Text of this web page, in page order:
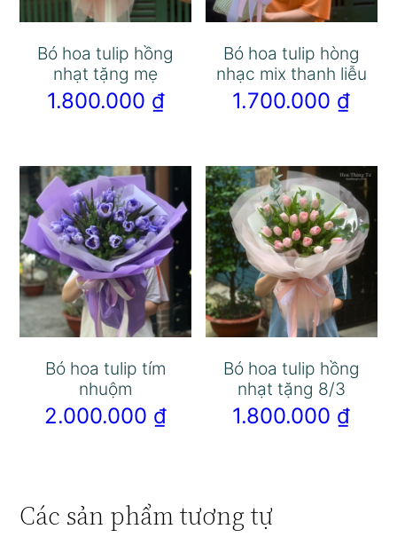
Bó hoa tulip hồng
nhạt tặng mẹ
1.800.000 ₫
Bó hoa tulip hòng
nhạc mix thanh liễu
1.700.000 ₫
Bó hoa tulip tím
nhuộm
2.000.000 ₫
Bó hoa tulip hồng
nhạt tặng 8/3
1.800.000 ₫
Các sản phẩm tương tự